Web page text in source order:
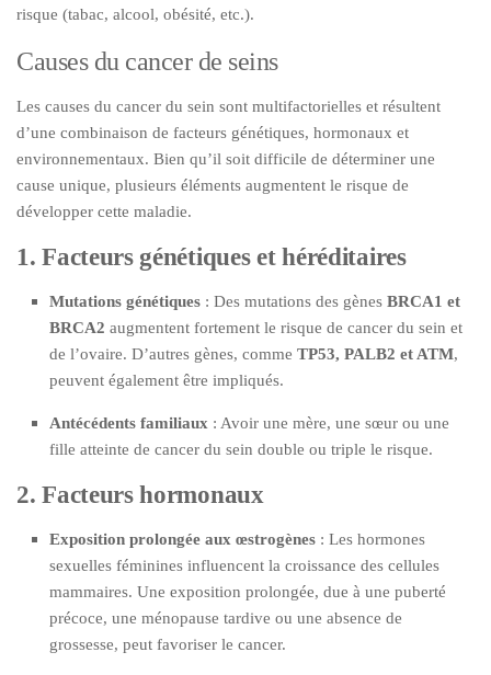
risque (tabac, alcool, obésité, etc.).
Causes du cancer de seins
Les causes du cancer du sein sont multifactorielles et résultent
d’une combinaison de facteurs génétiques, hormonaux et
environnementaux. Bien qu’il soit difficile de déterminer une
cause unique, plusieurs éléments augmentent le risque de
développer cette maladie.
1. Facteurs génétiques et héréditaires
Mutations génétiques : Des mutations des gènes BRCA1 et
BRCA2 augmentent fortement le risque de cancer du sein et
de l’ovaire. D’autres gènes, comme TP53, PALB2 et ATM,
peuvent également être impliqués.
Antécédents familiaux : Avoir une mère, une sœur ou une
fille atteinte de cancer du sein double ou triple le risque.
2. Facteurs hormonaux
Exposition prolongée aux œstrogènes : Les hormones
sexuelles féminines influencent la croissance des cellules
mammaires. Une exposition prolongée, due à une puberté
précoce, une ménopause tardive ou une absence de
grossesse, peut favoriser le cancer.